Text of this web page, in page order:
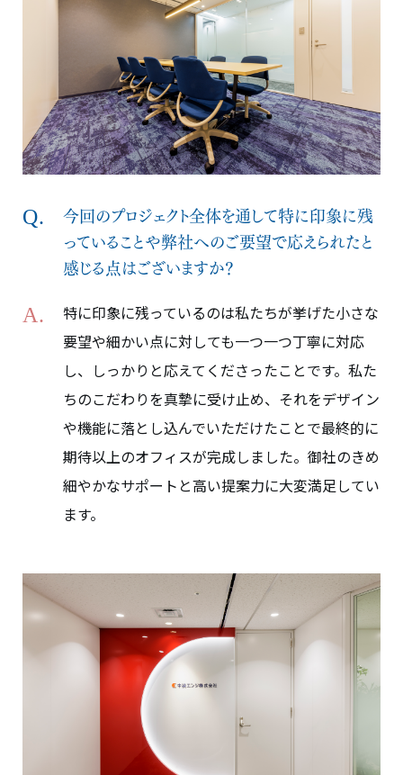
今回のプロジェクト全体を通して特に印象に残
っていることや弊社へのご要望で応えられたと
感じる点はございますか？
特に印象に残っているのは私たちが挙げた小さな
要望や細かい点に対しても一つ一つ丁寧に対応
し、しっかりと応えてくださったことです。私た
ちのこだわりを真摯に受け止め、それをデザイン
や機能に落とし込んでいただけたことで最終的に
期待以上のオフィスが完成しました。御社のきめ
細やかなサポートと高い提案力に大変満足してい
ます。